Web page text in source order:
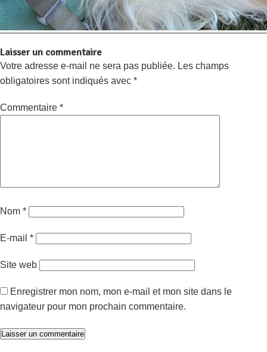
Laisser un commentaire
Votre adresse e-mail ne sera pas publiée. Les champs
obligatoires sont indiqués avec *
Commentaire *
Nom *
E-mail *
Site web
Enregistrer mon nom, mon e-mail et mon site dans le
navigateur pour mon prochain commentaire.